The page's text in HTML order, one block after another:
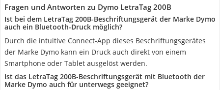
Fragen und Antworten zu Dymo LetraTag 200B
Ist bei dem LetraTag 200B-Beschriftungsgerät der Marke Dymo
auch ein Bluetooth-Druck möglich?
Durch die intuitive Connect-App dieses Beschriftungsgerätes
der Marke Dymo kann ein Druck auch direkt von einem
Smartphone oder Tablet ausgelöst werden.
Ist das LetraTag 200B-Beschriftungsgerät mit Bluetooth der
Marke Dymo auch für unterwegs geeignet?